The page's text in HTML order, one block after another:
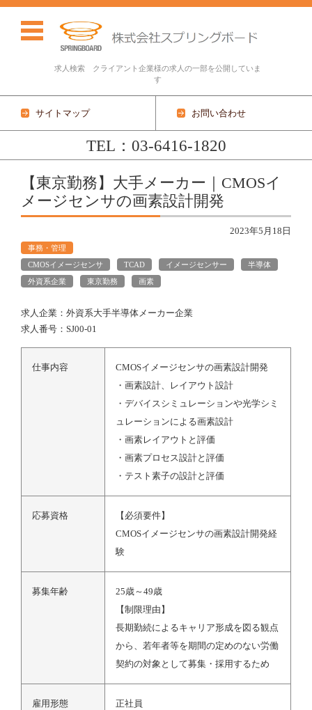
求人検索 クライアント企業様の求人の一部を公開していま
す
サイトマップ お問い合わせ
TEL：03-6416-1820
コンテンツに移動
【東京勤務】大手メーカー｜CMOSイ
メージセンサの画素設計開発
2023年5月18日
事務・管理
CMOSイメージセンサ
TCAD イメージセンサー
半導体
外資系企業
東京勤務 画素
求人企業：外資系大手半導体メーカー企業
求人番号：SJ00-01
仕事内容
CMOSイメージセンサの画素設計開発
・画素設計、レイアウト設計
・デバイスシミュレーションや光学シミ
ュレーションによる画素設計
・画素レイアウトと評価
・画素プロセス設計と評価
・テスト素子の設計と評価
応募資格
【必須要件】
CMOSイメージセンサの画素設計開発経
験
募集年齢
25歳～49歳
【制限理由】
長期勤続によるキャリア形成を図る観点
から、若年者等を期間の定めのない労働
契約の対象として募集・採用するため
雇用形態 正社員